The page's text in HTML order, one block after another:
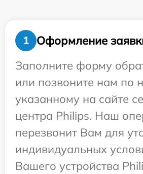
1
Оформление
Заполните форму
или позвоните нам по
указанному на сайте
центра Philips. Наш
перезвонит Вам для
индивидуальных
Вашего устройства